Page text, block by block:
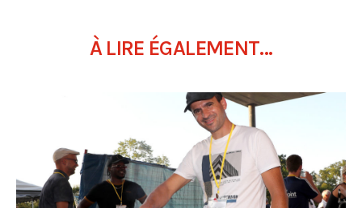
À LIRE ÉGALEMENT...